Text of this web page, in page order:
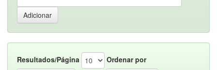
Resultados/Página
Ordenar por